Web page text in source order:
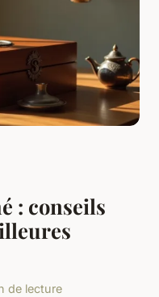
: conseils
de lecture